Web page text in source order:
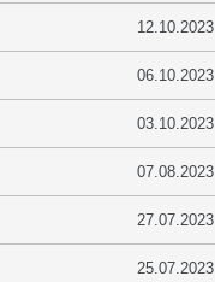
12.10.2023
06.10.2023
03.10.2023
07.08.2023
27.07.2023
25.07.2023